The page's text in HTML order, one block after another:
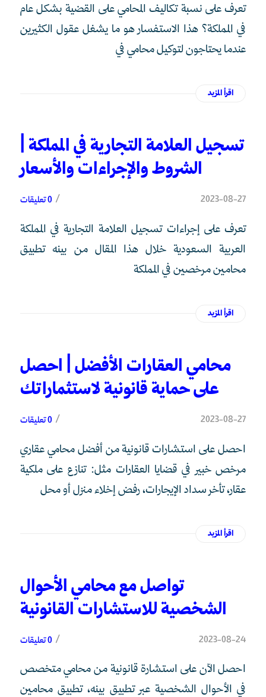
تعرف على نسبة تكاليف المحامي على القضية بشكل عام
في المملكة؟ هذا الاستفسار هو ما يشغل عقول الكثيرين
عندما يحتاجون لتوكيل محامي في
اقرأ المزيد
تسجيل العلامة التجارية في المملكة |
الشروط والإجراءات والأسعار
2023-08-27
/ 0 تعليقات
تعرف على إجراءات تسجيل العلامة التجارية في المملكة
العربية السعودية خلال هذا المقال من بينه تطبيق
محامين مرخصين في المملكة
اقرأ المزيد
محامي العقارات الأفضل | احصل
على حماية قانونية لاستثماراتك
2023-08-27
/ 0 تعليقات
احصل على استشارات قانونية من أفضل محامي عقاري
مرخص خبير في قضايا العقارات مثل: تنازع على ملكية
عقار، تأخر سداد الإيجارات، رفض إخلاء منزل أو محل
اقرأ المزيد
تواصل مع محامي الأحوال
الشخصية للاستشارات القانونية
2023-08-24
/ 0 تعليقات
احصل الآن على استشارة قانونية من محامي متخصص
في الأحوال الشخصية عبر تطبيق بينه، تطبيق محامين